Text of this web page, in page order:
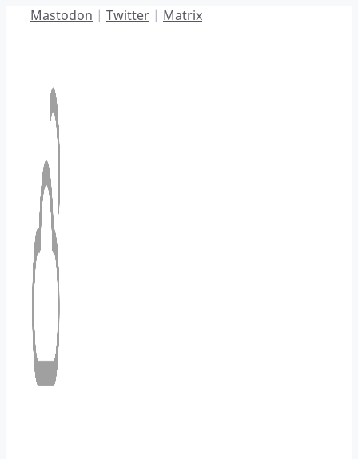
HoppaMastodon | Twitter | Matrix